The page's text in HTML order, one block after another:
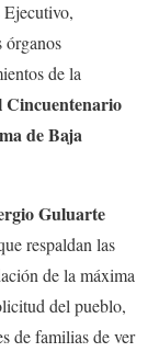
órganos
de la
Cincuentenario
de Baja
Guluarte
respaldan las
de la máxima
del pueblo,
de familias de ver